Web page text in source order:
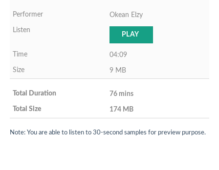
Okean Elzy
PLAY
04:09
9 MB
76 mins
174 MB
Note: You are able to listen to 30-second samples for preview purpose.